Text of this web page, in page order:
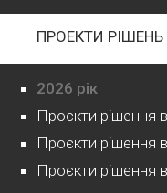
ПРОЕКТИ РІШЕНЬ
2026 рік
Проєкти рішення
Проєкти рішення
Проєкти рішення